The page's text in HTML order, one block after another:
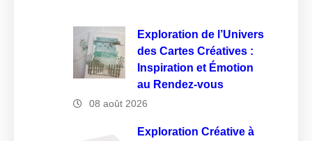
Exploration de l’Univers
des Cartes Créatives :
Inspiration et Émotion
au Rendez-vous
08 août 2026
Exploration Créative à